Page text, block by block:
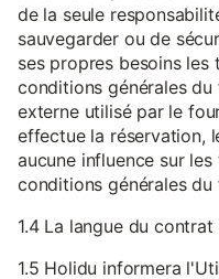
de la seule
sauvegarder ou de
ses propres besoins les
conditions générales
externe utilisé par le
effectue la réservation,
aucune influence sur
conditions générales du
1.4 La langue du
1.5 Holidu informera